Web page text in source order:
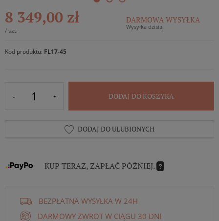
8 349,00 zł
/ szt.
DARMOWA WYSYŁKA
Wysyłka dzisiaj
Kod produktu: FL17-45
DODAJ DO KOSZYKA
DODAJ DO ULUBIONYCH
KUP TERAZ, ZAPŁAĆ PÓŹNIEJ. ?
BEZPŁATNA WYSYŁKA W 24H
DARMOWY ZWROT W CIĄGU 30 DNI